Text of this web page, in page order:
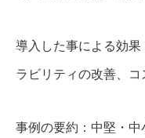
導入した事による効
ラビリティの改善、コ
事例の要約：中堅・